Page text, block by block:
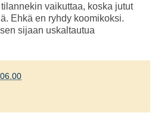
vaikuttaa, koska jutut
Ehkä en ryhdy koomikoksi.
sijaan uskaltautua